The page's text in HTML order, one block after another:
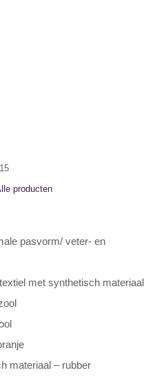
producten
pasvorm/ veter- en
met synthetisch materiaal
materiaal – rubber